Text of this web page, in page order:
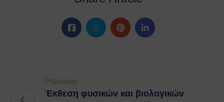
Previous
Έκθεση φυσικών και βιολογικών